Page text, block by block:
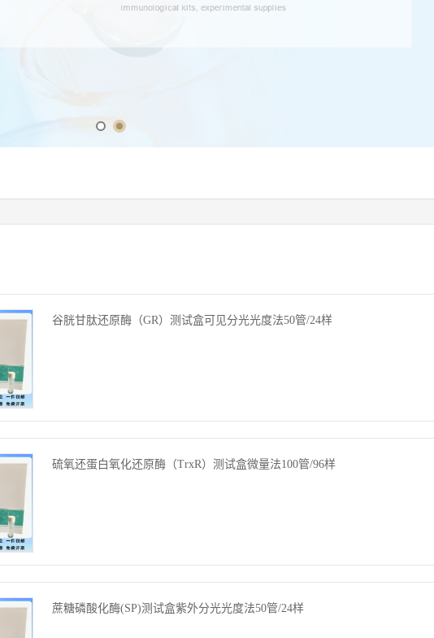
谷胱甘肽还原酶（GR）测试盒可见分光光度法50管/24样
硫氧还蛋白氧化还原酶（TrxR）测试盒微量法100管/96样
蔗糖磷酸化酶(SP)测试盒紫外分光光度法50管/24样